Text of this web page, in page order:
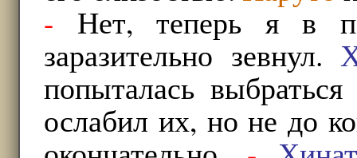
- Нет, теперь я в
заразительно зевнул.
попыталась
ослабил их, но не до